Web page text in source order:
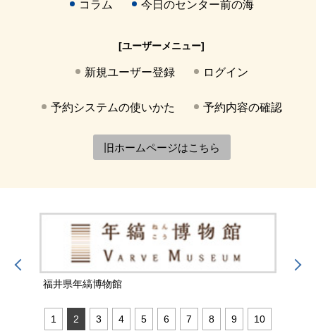
コラム 今日のセンター前の海
[ユーザーメニュー]
新規ユーザー登録 ログイン
予約システムの使いかた 予約内容の確認
旧ホームページはこちら
福井県年縞博物館
1 2 3 4 5 6 7 8 9 10